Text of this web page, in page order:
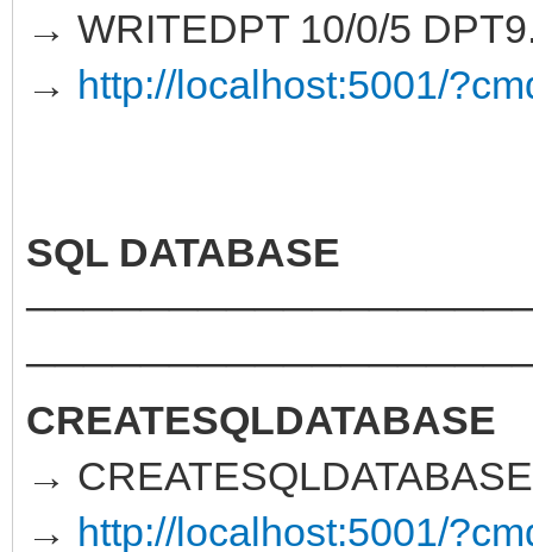
→ WRITEDPT 10/0/5
→ http://localhost:5001/
SQL DATABASE
CREATESQLDATABASE
→ CREATESQLDATABASE
→ http://localhost:5001/